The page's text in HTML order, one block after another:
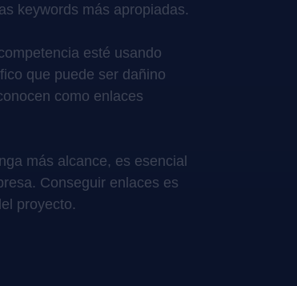
keywords más apropiadas.
esté usando
que puede ser dañino
como enlaces
más alcance, es esencial
Conseguir enlaces es
proyecto.